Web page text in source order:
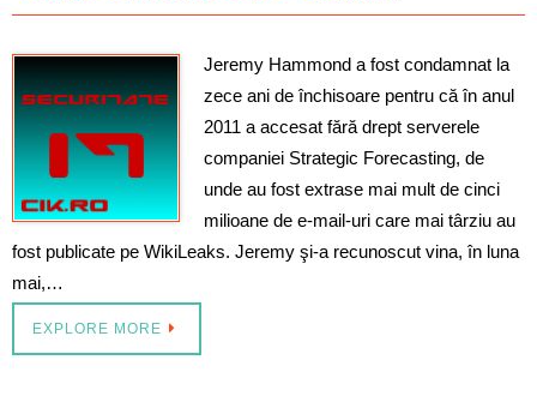
Jeremy Hammond a fost condamnat la
zece ani de închisoare pentru că în anul
2011 a accesat fără drept serverele
companiei Strategic Forecasting, de
unde au fost extrase mai mult de cinci
milioane de e-mail-uri care mai târziu au
fost publicate pe WikiLeaks. Jeremy şi-a recunoscut vina, în luna
mai,…
EXPLORE MORE